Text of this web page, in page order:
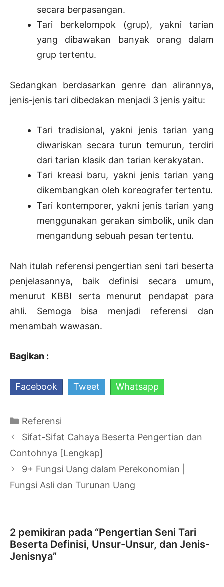
secara berpasangan.
Tari berkelompok (grup), yakni tarian
yang dibawakan banyak orang dalam
grup tertentu.
Sedangkan berdasarkan genre dan alirannya,
jenis-jenis tari dibedakan menjadi 3 jenis yaitu:
Tari tradisional, yakni jenis tarian yang
diwariskan secara turun temurun, terdiri
dari tarian klasik dan tarian kerakyatan.
Tari kreasi baru, yakni jenis tarian yang
dikembangkan oleh koreografer tertentu.
Tari kontemporer, yakni jenis tarian yang
menggunakan gerakan simbolik, unik dan
mengandung sebuah pesan tertentu.
Nah itulah referensi pengertian seni tari beserta
penjelasannya, baik definisi secara umum,
menurut KBBI serta menurut pendapat para
ahli. Semoga bisa menjadi referensi dan
menambah wawasan.
Bagikan :
Facebook Tweet Whatsapp
Kategori
Referensi
Navigasi
Tulisan
Sifat-Sifat Cahaya Beserta Pengertian dan
Contohnya [Lengkap]
9+ Fungsi Uang dalam Perekonomian |
Fungsi Asli dan Turunan Uang
2 pemikiran pada “Pengertian Seni Tari
Beserta Definisi, Unsur-Unsur, dan Jenis-
Jenisnya”